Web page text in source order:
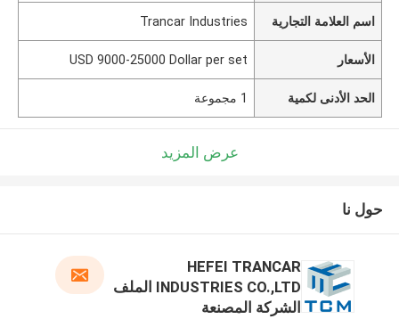
اسم العلامة التجارية Trancar Industries
الأسعار USD 9000-25000 Dollar per set
الحد الأدنى لكمية 1 مجموعة
عرض المزيد
حول نا
HEFEI TRANCAR
INDUSTRIES CO.,LTD الملف
الشركة المصنعة